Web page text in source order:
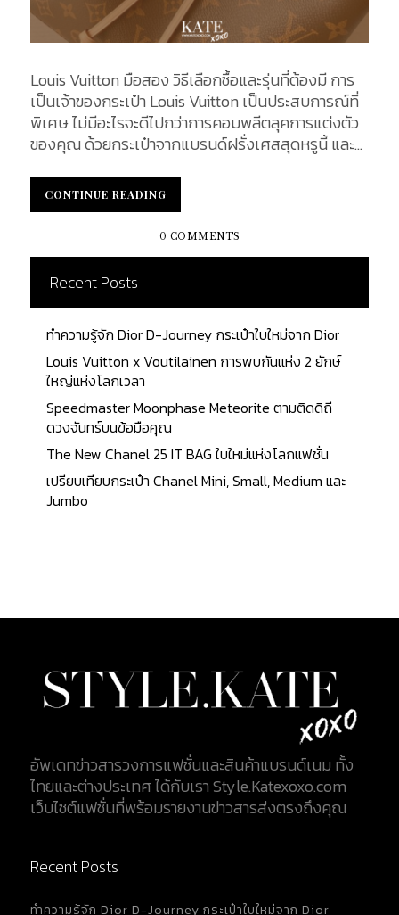
Louis Vuitton มือสอง วิธีเลือกซื้อและรุ่นที่ต้องมี การ
เป็นเจ้าของกระเป๋า Louis Vuitton เป็นประสบการณ์ที่
พิเศษ ไม่มีอะไรจะดีไปกว่าการคอมพลีตลุคการแต่งตัว
ของคุณ ด้วยกระเป๋าจากแบรนด์ฝรั่งเศสสุดหรูนี้ และ
เกิดปัญหาสินค้าปลอมแปลงเกิดขึ้นเป็นจำนวนมาก ซึ่ง
หากคุณยังเป็นมือใหม่ในวงการแบรนด์เนม อาจ
เป็นการยากในการสังเกตความแตกต่างระหว่างของแท้
และของปลอมแปลง ในบทความนี้ KATE XOXO จะมา
แนะนำทริคในการสังเกตกระเป๋า Louis Vuitton มือสอง
โดยปฏิบัติตามเคล็ดลับเหล่านี้ คุณจะมั่นใจได้ว่า คุณจะ
ได้เป็นเจ้าของกระเป๋า Louis Vuitton ของแท้แน่นอน
รวมถึงแนะนำกระเป๋ารุ่นที่ได้รับความนิยม สำหรับมือ
ใหม่ที่กำลังตัดสินใจเลือกกระเป๋าแบรนด์เนมใบแรก มา
ไว้คู่กายคู่ใจ Guide for buying a pre-owned Louis
Vuitton 1. Authenticity Stamp : ตราประทับ วิธีที่เห็น
ได้ชัดที่สุดในการตรวจสอบความถูกต้องของกระเป๋า
หลุยส์วิตตองคือการมองหาตราประทับที่ระบุว่า “Louis
Vuitton” และ “Made in France” (หรือประเทศอื่น ๆ
ตามต้นทางประเทศที่ผลิต โดยจะต้องสอดคล้องกับตัว
รหัส Date Code) ซ้าย : ตราประทับของแท้ ขวา : ตรา
ตัว L จะสั้นมาก ส่วนตัว O จะกลมเท่ากัน และในตัว T ทั้ง
CONTINUE READING
CONTINUE READING
0 COMMENTS
Recent Posts
ทำความรู้จัก Dior D-Journey กระเป๋าใบใหม่จาก Dior
Louis Vuitton x Voutilainen การพบกันแห่ง 2 ยักษ์
ใหญ่แห่งโลกเวลา
Speedmaster Moonphase Meteorite ตามติดดิถี
ดวงจันทร์บนข้อมือคุณ
The New Chanel 25 IT BAG ใบใหม่แห่งโลกแฟชั่น
เปรียบเทียบกระเป๋า Chanel Mini, Small, Medium และ
Jumbo
อัพเดทข่าวสารวงการแฟชั่นและสินค้าแบรนด์เนม ทั้ง
ไทยและต่างประเทศ ได้กับเรา Style.Katexoxo.com
เว็บไซต์แฟชั่นที่พร้อมรายงานข่าวสารส่งตรงถึงคุณ
Recent Posts
ทำความรู้จัก Dior D-Journey กระเป๋าใบใหม่จาก Dior